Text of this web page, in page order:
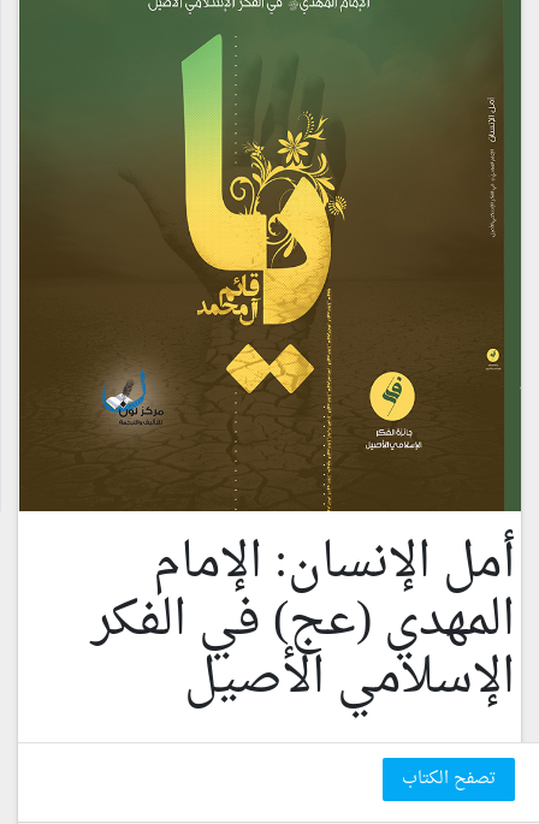
أمل الإنسان: الإمام
المهدي (عج) في الفكر
الإسلامي الأصيل
تصفح الكتاب